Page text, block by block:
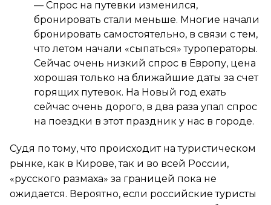
— Спрос на путевки изменился,
бронировать стали меньше. Многие начали
бронировать самостоятельно, в связи с тем,
что летом начали «сыпаться» туроператоры.
Сейчас очень низкий спрос в Европу, цена
хорошая только на ближайшие даты за счет
горящих путевок. На Новый год ехать
сейчас очень дорого, в два раза упал спрос
на поездки в этот праздник у нас в городе.
Судя по тому, что происходит на туристическом
рынке, как в Кирове, так и во всей России,
«русского размаха» за границей пока не
ожидается. Вероятно, если российские туристы